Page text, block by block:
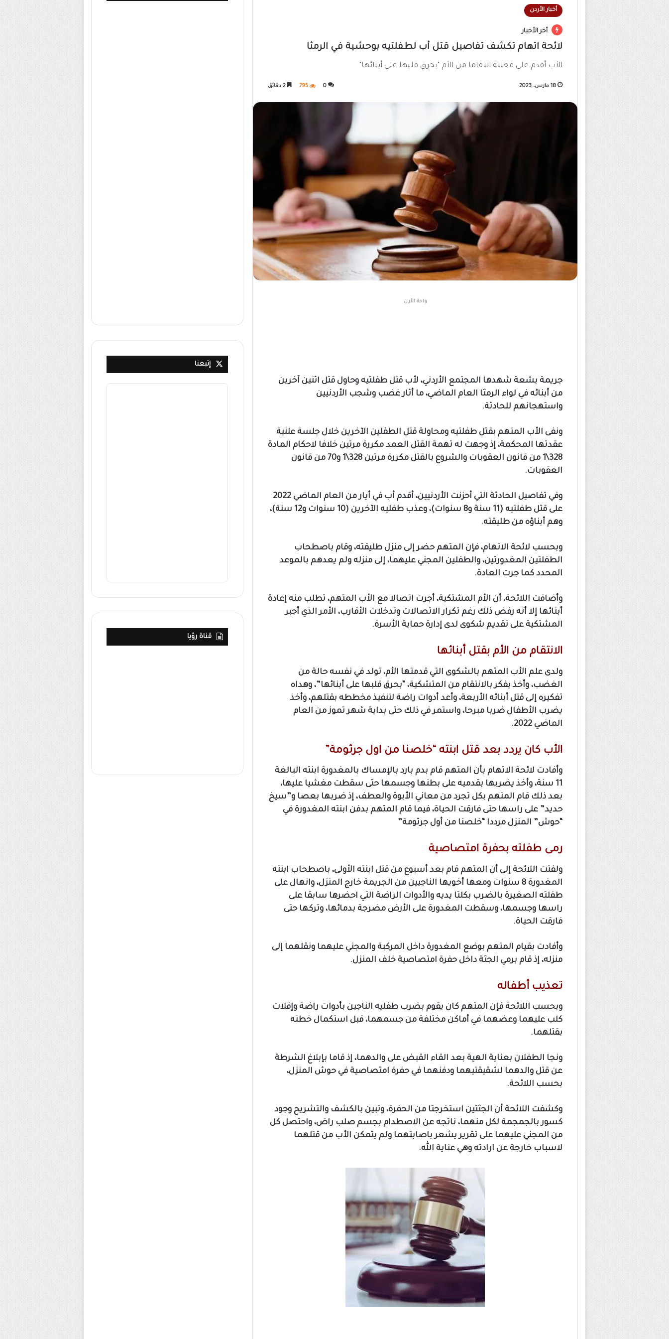
أخبار الأردن
أخر الأخبار
لائحة اتهام تكشف تفاصيل قتل أب لطفلتيه بوحشية في الرمثا
الأب أقدم على فعلته انتقاما من الأم "بحرق قلبها على أبنائها"
18 مارس، 2023 0
795
واحة الأرن
جريمة بشعة شهدها المجتمع الأردني، لأب قتل طفلتيه وحاول قتل اثنين آخرين
من أبنائه في لواء الرمثا العام الماضي، ما أثار غضب وشجب الأردنيين
واستهجانهم للحادثة.
ونفى الأب المتهم بقتل طفلتيه ومحاولة قتل الطفلين الآخرين خلال جلسة علنية
عقدتها المحكمة، إذ وجهت له تهمة القتل العمد مكررة مرتين خلافا لاحكام المادة
328\1 من قانون العقوبات والشروع بالقتل مكررة مرتين 328\1 و70 من قانون
العقوبات.
وفي تفاصيل الحادثة التي أحزنت الأردنيين، أقدم أب في أيار من العام الماضي 2022
على قتل طفلتيه (11 سنة و8 سنوات)، وعذب طفليه الآخرين (10 سنوات و12 سنة)،
وهم أبناؤه من طليقته.
وبحسب لائحة الاتهام، فإن المتهم حضر إلى منزل طليقته، وقام باصطحاب
الطفلتين المغدورتين، والطفلين المجني عليهما، إلى منزله ولم يعدهم بالموعد
المحدد كما جرت العادة.
وأضافت اللائحة، أن الأم المشتكية، أجرت اتصالا مع الأب المتهم، تطلب منه إعادة
أبنائها إلا أنه رفض ذلك رغم تكرار الاتصالات وتدخلات الأقارب، الأمر الذي أجبر
المشتكية على تقديم شكوى لدى إدارة حماية الأسرة.
الانتقام من الأم بقتل أبنائها
ولدى علم الأب المتهم بالشكوى التي قدمتها الأم، تولد في نفسه حالة من
الغضب، وأخذ يفكر بالانتقام من المتشكية، “بحرق قلبها على أبنائها”، وهداه
تفكيره إلى قتل أبنائه الأربعة، وأعد أدوات راضة لتنفيذ مخططه بقتلهم، وأخذ
يضرب الأطفال ضربا مبرحا، واستمر في ذلك حتى بداية شهر تموز من العام
الماضي 2022.
الأب كان يردد بعد قتل ابنته “خلصنا من اول جرثومة”
وأفادت لائحة الاتهام بأن المتهم قام بدم بارد بالإمساك بالمغدورة ابنته البالغة
11 سنة، وأخذ يضربها بقدميه على بطنها وجسمها حتى سقطت مغشيا عليها،
بعد ذلك قام المتهم بكل تجرد من معاني الأبوة والعطف، إذ ضربها بعصا و”سيخ
حديد” على راسها حتى فارقت الحياة، فيما قام المتهم بدفن ابنته المغدورة في
“حوش” المنزل مرددا “خلصنا من أول جرثومة”
رمى طفلته بحفرة امتصاصية
ولفتت اللائحة إلى أن المتهم قام بعد أسبوع من قتل ابنته الأولى، باصطحاب ابنته
المغدورة 8 سنوات ومعها أخويها الناجيين من الجريمة خارج المنزل، وانهال على
طفلته الصغيرة بالضرب بكلتا يديه والأدوات الراضة التي احضرها سابقا على
راسها وجسمها، وسقطت المغدورة على الأرض مضرجة بدمائها، وتركها حتى
فارقت الحياة.
وأفادت بقيام المتهم بوضع المغدورة داخل المركبة والمجني عليهما ونقلهما إلى
منزله، إذ قام برمي الجثة داخل حفرة امتصاصية خلف المنزل.
تعذيب أطفاله
وبحسب اللائحة فإن المتهم كان يقوم بضرب طفليه الناجين بأدوات راضة وإفلات
كلب عليهما وعضهما في أماكن مختلفة من جسمهما، قبل استكمال خطته
بقتلهما.
ونجا الطفلان بعناية الهية بعد القاء القبض على والدهما، إذ قاما بإبلاغ الشرطة
عن قتل والدهما لشقيقتيهما ودفنهما في حفرة امتصاصية في حوش المنزل،
بحسب اللائحة.
وكشفت اللائحة أن الجثتين استخرجتا من الحفرة، وتبين بالكشف والتشريح وجود
كسور بالجمجمة لكل منهما، ناتجه عن الاصطدام بجسم صلب راض، واحتصل كل
من المجني عليهما على تقرير يشعر باصابتهما ولم يتمكن الأب من قتلهما
لاسباب خارجة عن ارادته وهي عناية الله.
إتبعنا
قناة رؤيا